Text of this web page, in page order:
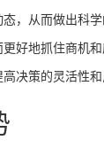
，从而做出科
好地抓住商机
决策的灵活性和